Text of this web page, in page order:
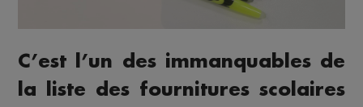
C’est l’un des immanquables de
la liste des fournitures scolaires